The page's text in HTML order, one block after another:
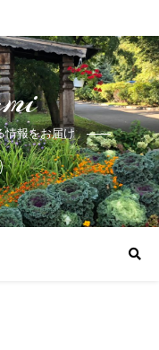
情報をお届け